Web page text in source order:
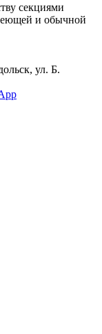
секциями
и обычной
ул. Б.